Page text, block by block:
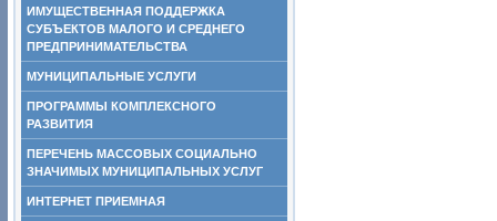
ИМУЩЕСТВЕННАЯ ПОДДЕРЖКА
СУБЪЕКТОВ МАЛОГО И СРЕДНЕГО
ПРЕДПРИНИМАТЕЛЬСТВА
МУНИЦИПАЛЬНЫЕ УСЛУГИ
ПРОГРАММЫ КОМПЛЕКСНОГО
РАЗВИТИЯ
ПЕРЕЧЕНЬ МАССОВЫХ СОЦИАЛЬНО
ЗНАЧИМЫХ МУНИЦИПАЛЬНЫХ УСЛУГ
ИНТЕРНЕТ ПРИЕМНАЯ